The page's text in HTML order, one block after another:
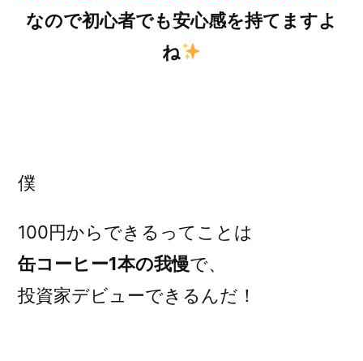
なので初心者でも安心感を持てますよ
ね
僕
100円からできるってことは
缶コーヒー1本の我慢で、
投資家デビューできるんだ！